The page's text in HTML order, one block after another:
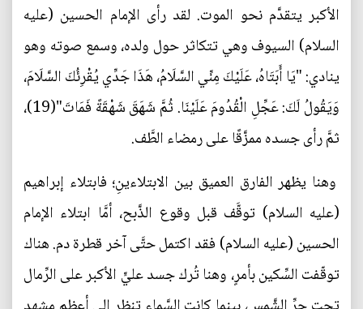
الأكبر يتقدَّم نحو الموت. لقد رأى الإمام الحسين (عليه
السلام) السيوف وهي تتكاثر حول ولده، وسمع صوته وهو
ينادي: "يَا أَبَتَاهُ، عَلَيْكَ مِنِّي السَّلَامُ، هَذَا جَدِّي يُقْرِئُكَ السَّلَامَ،
وَيَقُولُ لَكَ: عَجِّلِ الْقُدُومَ عَلَيْنَا. ثُمَّ شَهَقَ شَهْقَةً فَمَاتَ"(19)،
ثمَّ رأى جسده ممزَّقًا على رمضاء الطَّف.
وهنا يظهر الفارق العميق بين الابتلاءينِ؛ فابتلاء إبراهيم
(عليه السلام) توقَّف قبل وقوع الذَّبح، أمَّا ابتلاء الإمام
الحسين (عليه السلام) فقد اكتمل حتَّى آخر قطرة دم. هناك
توقّفت السِّكين بأمرٍ، وهنا تُرك جسد عليٍّ الأكبر على الرِّمال